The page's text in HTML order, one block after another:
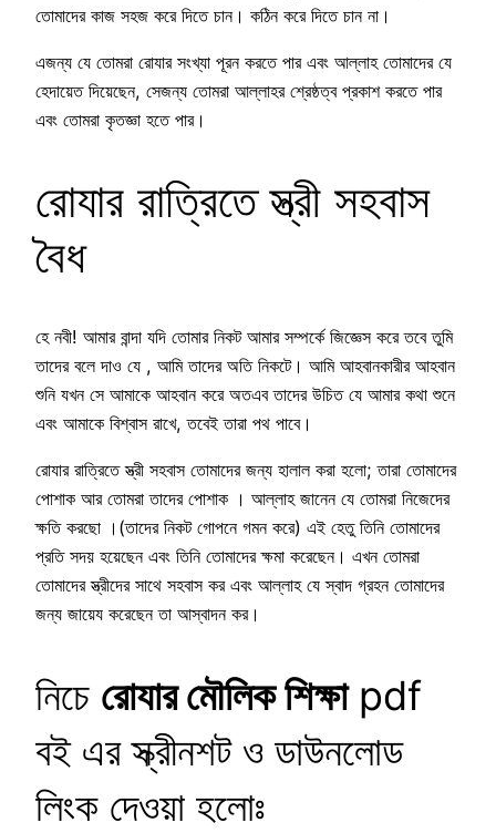
তোমাদের কাজ সহজ করে দিতে চান। কঠিন করে দিতে চান না।
এজন্য যে তোমরা রোযার সংখ্যা পূরন করতে পার এবং আল্লাহ তোমাদের যে
হেদায়েত দিয়েছেন, সেজন্য তোমরা আল্লাহর শ্রেষ্ঠত্ব প্রকাশ করতে পার
এবং তোমরা কৃতজ্ঞা হতে পার।
রোযার রাত্রিতে স্ত্রী সহবাস
বৈধ
হে নবী! আমার বান্দা যদি তোমার নিকট আমার সম্পর্কে জিজ্ঞেস করে তবে তুমি
তাদের বলে দাও যে , আমি তাদের অতি নিকটে। আমি আহবানকারীর আহবান
শুনি যখন সে আমাকে আহবান করে অতএব তাদের উচিত যে আমার কথা শুনে
এবং আমাকে বিশ্বাস রাখে, তবেই তারা পথ পাবে।
রোযার রাত্রিতে স্ত্রী সহবাস তোমাদের জন্য হালাল করা হলো; তারা তোমাদের
পোশাক আর তোমরা তাদের পোশাক । আল্লাহ জানেন যে তোমরা নিজেদের
ক্ষতি করছো ।(তাদের নিকট গোপনে গমন করে) এই হেতু তিনি তোমাদের
প্রতি সদয় হয়েছেন এবং তিনি তোমাদের ক্ষমা করেছেন। এখন তোমরা
তোমাদের স্ত্রীদের সাথে সহবাস কর এবং আল্লাহ যে স্বাদ গ্রহন তোমাদের
জন্য জায়েয করেছেন তা আস্বাদন কর।
নিচে রোযার মৌলিক শিক্ষাpdf
বই এর স্ক্রীনশট ও ডাউনলোড
লিংক দেওয়া হলোঃ